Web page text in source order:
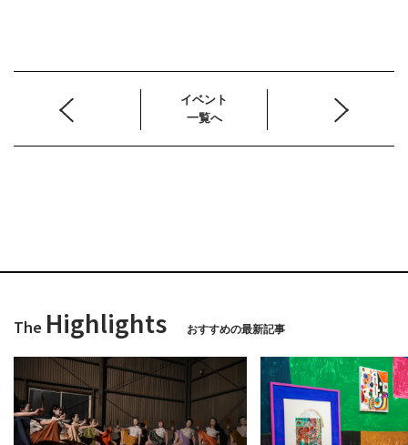
イベント
一覧へ
The Highlights おすすめの最新記事